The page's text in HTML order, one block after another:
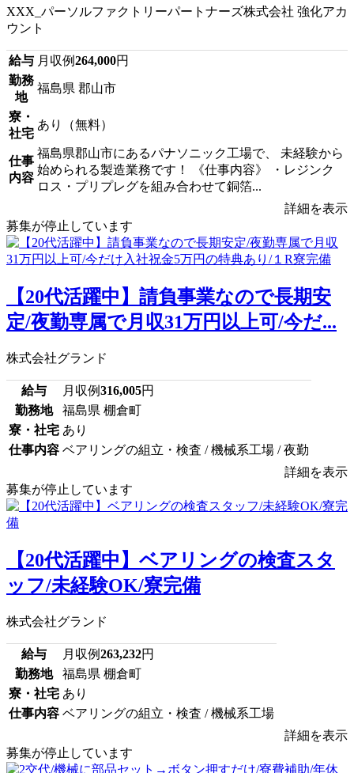
XXX_パーソルファクトリーパートナーズ株式会社 強化アカ
ウント
給与 月収例264,000円
勤務
地
福島県 郡山市
寮・
社宅
あり（無料）
仕事
内容
福島県郡山市にあるパナソニック工場で、 未経験から
始められる製造業務です！ 《仕事内容》 ・レジンク
ロス・プリプレグを組み合わせて銅箔...
詳細を表示
募集が停止しています
【20代活躍中】請負事業なので長期安
定/夜勤専属で月収31万円以上可/今だ...
株式会社グランド
給与 月収例316,005円
勤務地
福島県 棚倉町
寮・社宅 あり
仕事内容 ベアリングの組立・検査 / 機械系工場 / 夜勤
詳細を表示
募集が停止しています
【20代活躍中】ベアリングの検査スタ
ッフ/未経験OK/寮完備
株式会社グランド
給与 月収例263,232円
勤務地
福島県 棚倉町
寮・社宅 あり
仕事内容 ベアリングの組立・検査 / 機械系工場
詳細を表示
募集が停止しています